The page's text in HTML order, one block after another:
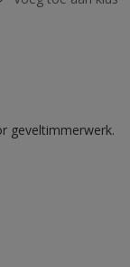
geveltimmerwerk.